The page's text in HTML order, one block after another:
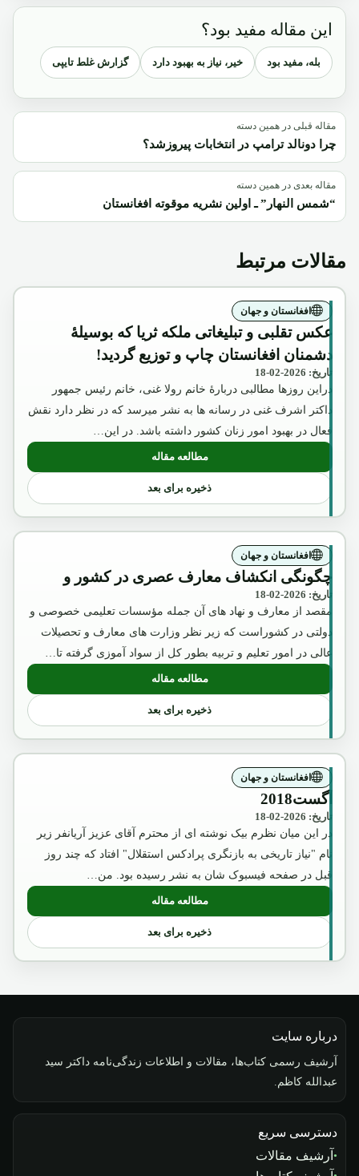
این مقاله مفید بود؟
بله، مفید بود خیر، نیاز به بهبود دارد گزارش غلط تایپی
مقاله قبلی در همین دسته
چرا دونالد ترامپ در انتخابات پیروزشد؟
مقاله بعدی در همین دسته
“شمس النهار” ـ اولین نشریه موقوته افغانستان
مقالات مرتبط
افغانستان و جهان
عکس تقلبی و تبلیغاتی ملکه ثریا که بوسیلۀ
دشمنان افغانستان چاپ و توزیع گردید!
تاریخ: 2026-02-18
دراین روزها مطالبی دربارۀ خانم رولا غنی، خانم رئیس جمهور
داکتر اشرف غنی در رسانه ها به نشر میرسد که در نظر دارد نقش
فعال در بهبود امور زنان کشور داشته باشد. در این…
مطالعه مقاله: عکس تقلبی و تبلیغاتی ملکه ثریا که
ذخیره برای بعد
افغانستان و جهان
چگونگی انکشاف معارف عصری در کشور و
تاریخ: 2026-02-18
مقصد از معارف و نهاد های آن جمله مؤسسات تعلیمی خصوصی و
دولتی در کشوراست که زیر نظر وزارت های معارف و تحصیلات
عالی در امور تعلیم و تربیه بطور کل از سواد آموزی گرفته تا…
مطالعه مقاله: چگونگی انکشاف معارف عصری در کشور
ذخیره برای بعد
افغانستان و جهان
آگست2018
تاریخ: 2026-02-18
در این میان نظرم بیک نوشته ای از محترم آقای عزیز آریانفر زیر
نام "نیاز تاریخی به بازنگری پرادکس استقلال" افتاد که چند روز
قبل در صفحه فیسبوک شان به نشر رسیده بود. من…
مطالعه مقاله
: آگست2018
ذخیره برای بعد
درباره سایت
آرشیف رسمی کتاب‌ها، مقالات و اطلاعات زندگی‌نامه داکتر سید
عبدالله کاظم.
دسترسی سریع
آرشیف مقالات